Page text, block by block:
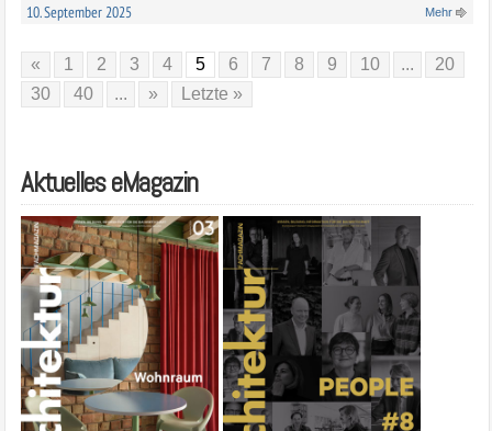
10. September 2025 Mehr
« 1 2 3 4 5 6 7 8 9 10 ...
20
30
40 ... » Letzte »
Aktuelles eMagazin